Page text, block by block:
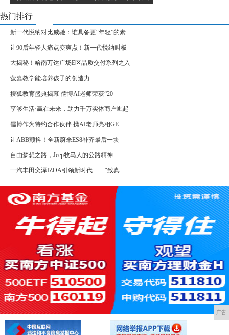
热门排行
新一代悦纳对比威驰：谁具备更“年轻”的素
让90后年轻人痛点变爽点！新一代悦纳叫板
大揭秘！哈南万达广场E区品质交付系列之入
萤嘉教学能培养孩子的创造力
搜狐教育盛典揭幕 儒博AI老师荣获“20
享够生活·赢在未来，助力千万实体商户崛起
儒博作为特约合作伙伴 携AI老师亮相GE
让ABB颤抖！全新蔚来ES8补齐最后一块
自由梦想之路，Jeep牧马人的公路精神
一汽丰田奕泽IZOA引领新时代——“致真
广告